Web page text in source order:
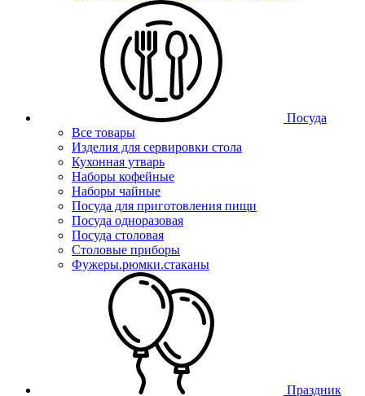
Посуда
Все товары
Изделия для сервировки стола
Кухонная утварь
Наборы кофейные
Наборы чайные
Посуда для приготовления пищи
Посуда одноразовая
Посуда столовая
Столовые приборы
Фужеры.рюмки.стаканы
Праздник